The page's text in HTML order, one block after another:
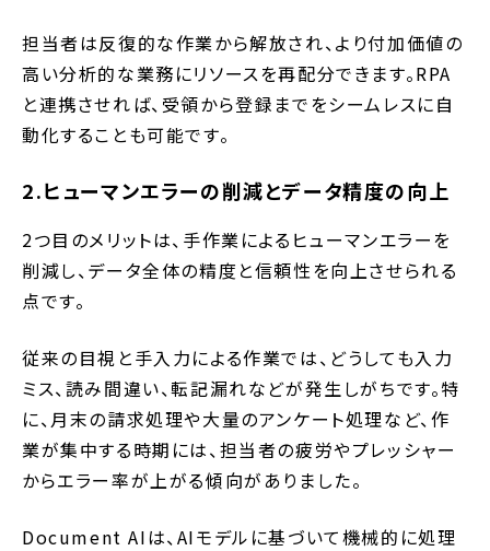
担当者は反復的な作業から解放され、より付加価値の
高い分析的な業務にリソースを再配分できます。RPA
と連携させれば、受領から登録までをシームレスに自
動化することも可能です。
2.ヒューマンエラーの削減とデータ精度の向上
2つ目のメリットは、手作業によるヒューマンエラーを
削減し、データ全体の精度と信頼性を向上させられる
点です。
従来の目視と手入力による作業では、どうしても入力
ミス、読み間違い、転記漏れなどが発生しがちです。特
に、月末の請求処理や大量のアンケート処理など、作
業が集中する時期には、担当者の疲労やプレッシャー
からエラー率が上がる傾向がありました。
Document AIは、AIモデルに基づいて機械的に処理